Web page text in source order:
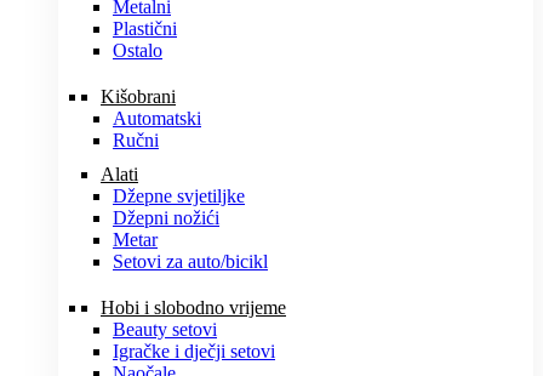
Metalni
Plastični
Ostalo
Kišobrani
Automatski
Ručni
Alati
Džepne svjetiljke
Džepni nožići
Metar
Setovi za auto/bicikl
Hobi i slobodno vrijeme
Beauty setovi
Igračke i dječji setovi